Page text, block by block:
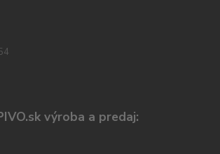
výroba a predaj: